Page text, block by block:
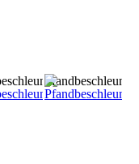
Pfandbeschleuniger